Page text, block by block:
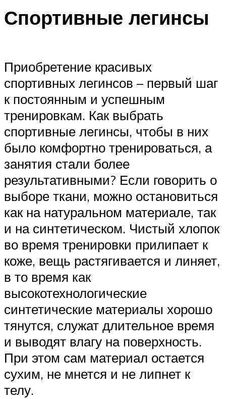
Спортивные легинсы
Приобретение красивых
спортивных легинсов – первый шаг
к постоянным и успешным
тренировкам. Как выбрать
спортивные легинсы, чтобы в них
было комфортно тренироваться, а
занятия стали более
результативными? Если говорить о
выборе ткани, можно остановиться
как на натуральном материале, так
и на синтетическом. Чистый хлопок
во время тренировки прилипает к
коже, вещь растягивается и линяет,
в то время как
высокотехнологические
синтетические материалы хорошо
тянутся, служат длительное время
и выводят влагу на поверхность.
При этом сам материал остается
сухим, не мнется и не липнет к
телу.